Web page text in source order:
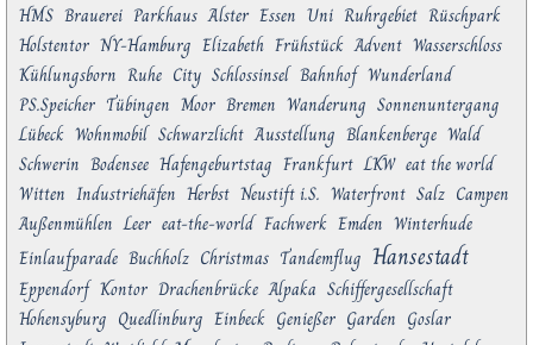
HMS Brauerei Parkhaus Alster Essen Uni Ruhrgebiet Rüschpark
Holstentor NY-Hamburg Elizabeth Frühstück Advent Wasserschloss
Kühlungsborn Ruhe City Schlossinsel Bahnhof Wunderland
PS.Speicher Tübingen Moor Bremen Wanderung Sonnenuntergang
Lübeck Wohnmobil Schwarzlicht Ausstellung Blankenberge Wald
Schwerin Bodensee Hafengeburtstag Frankfurt LKW eat the world
Witten Industriehäfen Herbst Neustift i.S. Waterfront Salz Campen
Außenmühlen Leer eat-the-world Fachwerk Emden Winterhude
Einlaufparade Buchholz Christmas Tandemflug Hansestadt
Eppendorf Kontor Drachenbrücke Alpaka Schiffergesellschaft
Hohensyburg Quedlinburg Einbeck Genießer Garden Goslar